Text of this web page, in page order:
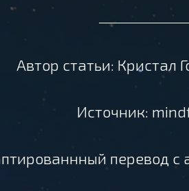
Автор статьи: Кристал
Источник:
перевод с